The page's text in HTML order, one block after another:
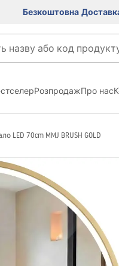
Безкоштовна
РозпродажПро нас
LED 70cm MMJ BRUSH GOLD